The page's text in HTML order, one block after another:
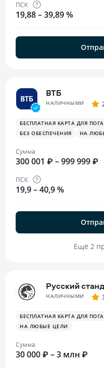
ПСК
19,88 – 39,89 %
ВТБ
НАЛИЧНЫМИ
БЕСПЛАТНАЯ КАРТА ДЛЯ
БЕЗ ОБЕСПЕЧЕНИЯ
НА
Сумма
300 001 ₽ – 999 999 ₽
ПСК
19,9 – 40,9 %
Ещё 2
Русский
НАЛИЧНЫМИ
БЕСПЛАТНАЯ КАРТА ДЛЯ
НА ЛЮБЫЕ ЦЕЛИ
Сумма
30 000 ₽ – 3 млн ₽